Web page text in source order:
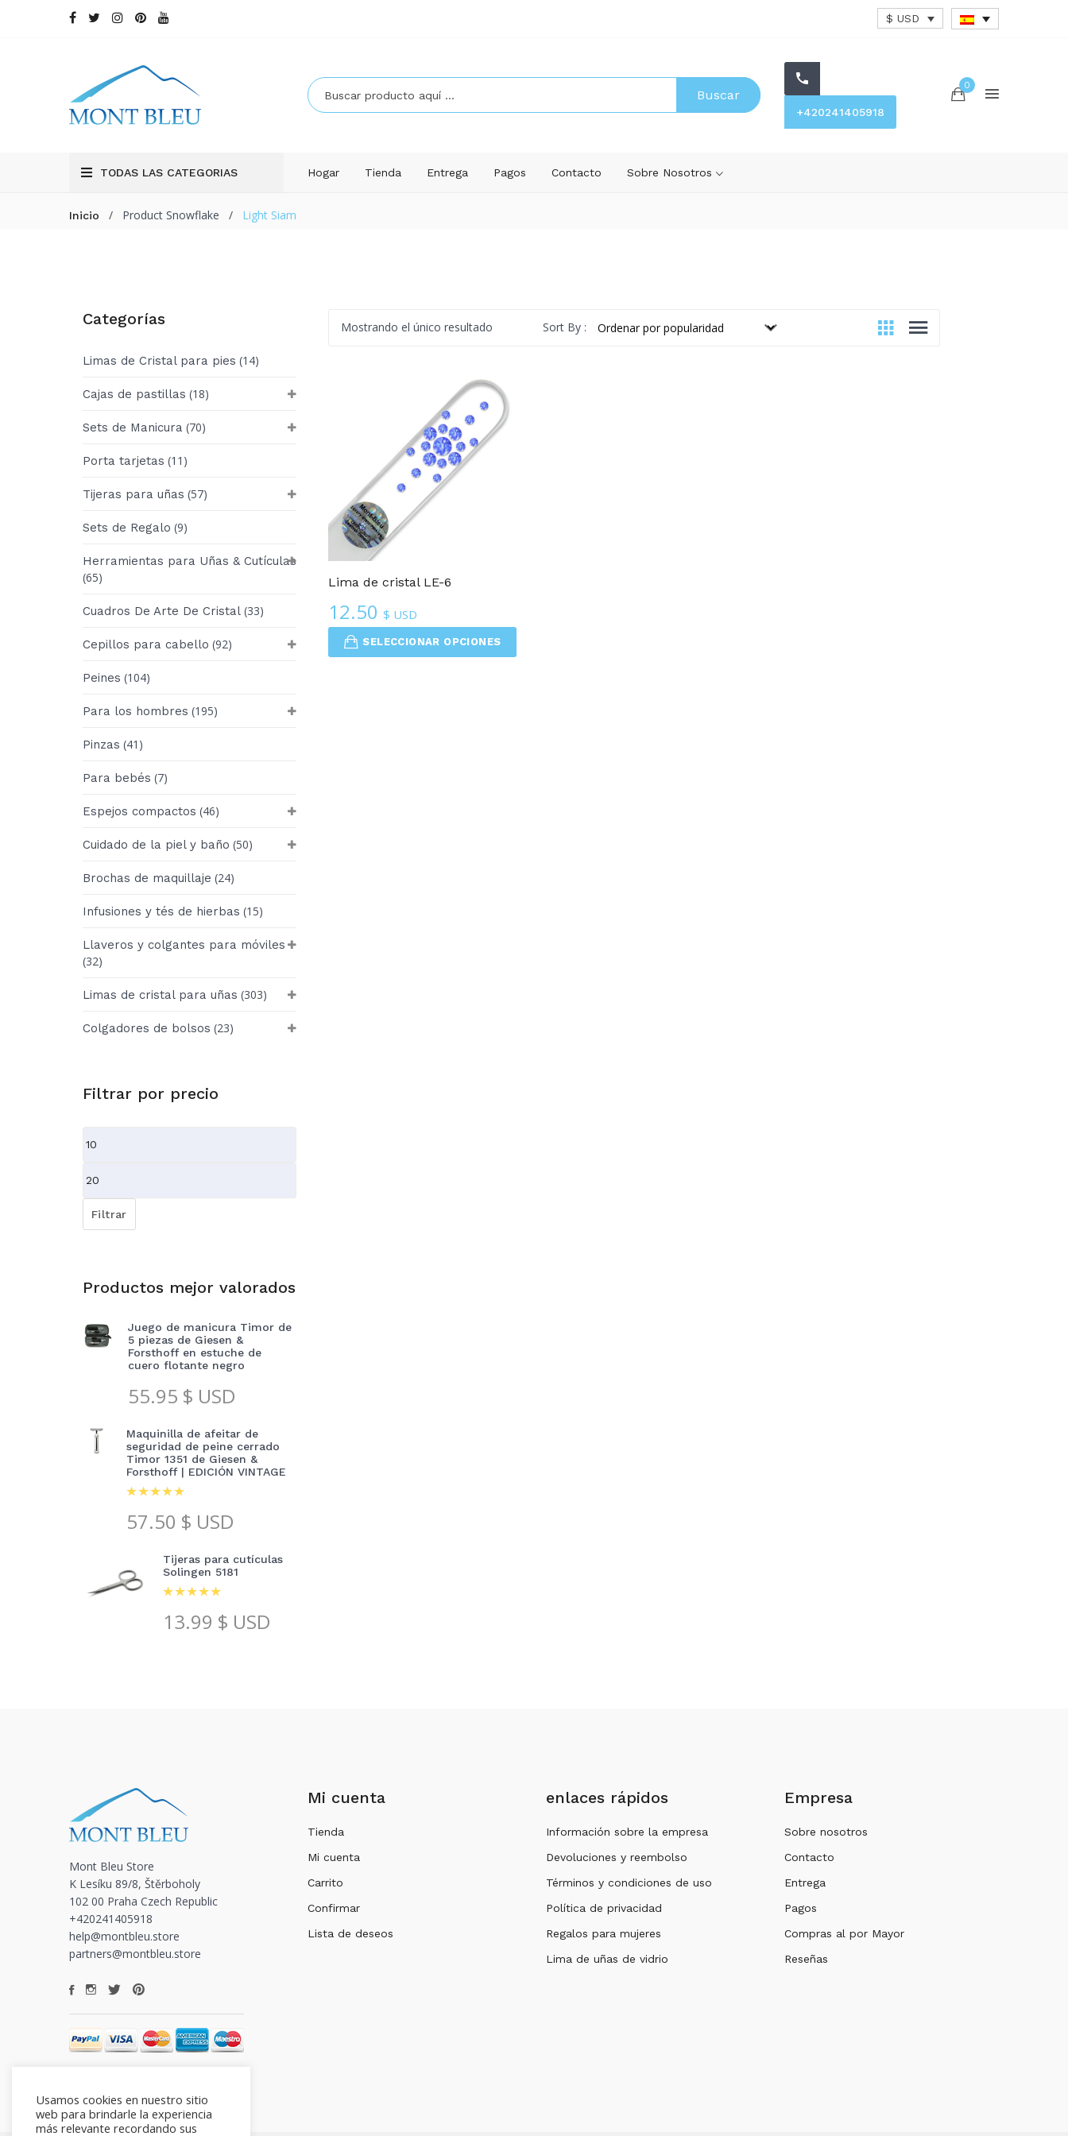
$ USD
Buscar
+420241405918
0
TODAS LAS CATEGORIAS Hogar Tienda Entrega Pagos Contacto Sobre Nosotros
Inicio / Product Snowflake / Light Siam
Categorías
Limas de Cristal para pies (14)
Cajas de pastillas (18)
Sets de Manicura (70)
Porta tarjetas (11)
Tijeras para uñas (57)
Sets de Regalo (9)
Herramientas para Uñas & Cutículas
(65)
Cuadros De Arte De Cristal (33)
Cepillos para cabello (92)
Peines (104)
Para los hombres (195)
Pinzas (41)
Para bebés (7)
Espejos compactos (46)
Cuidado de la piel y baño (50)
Brochas de maquillaje (24)
Infusiones y tés de hierbas (15)
Llaveros y colgantes para móviles
(32)
Limas de cristal para uñas (303)
Colgadores de bolsos (23)
Filtrar por precio
Precio
Precio
máximo
Filtrar
Productos mejor valorados
Juego de manicura Timor de
5 piezas de Giesen &
Forsthoff en estuche de
cuero flotante negro
55.95 $ USD
Maquinilla de afeitar de
seguridad de peine cerrado
Timor 1351 de Giesen &
Forsthoff | EDICIÓN VINTAGE
57.50 $ USD
Tijeras para cutículas
Solingen 5181
13.99 $ USD
Mostrando el único resultado Sort By :
Lima de cristal LE-6
12.50 $ USD
SELECCIONAR OPCIONES
Mont Bleu Store
K Lesíku 89/8, Štěrboholy
102 00 Praha Czech Republic
+420241405918
help@montbleu.store
partners@montbleu.store
Mi cuenta
Tienda
Mi cuenta
Carrito
Confirmar
Lista de deseos
enlaces rápidos
Información sobre la empresa
Devoluciones y reembolso
Términos y condiciones de uso
Política de privacidad
Regalos para mujeres
Lima de uñas de vidrio
Empresa
Sobre nosotros
Contacto
Entrega
Pagos
Compras al por Mayor
Reseñas
Usamos cookies en nuestro sitio
web para brindarle la experiencia
más relevante recordando sus